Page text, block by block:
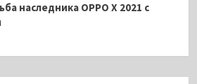
наследника OPPO X 2021 с